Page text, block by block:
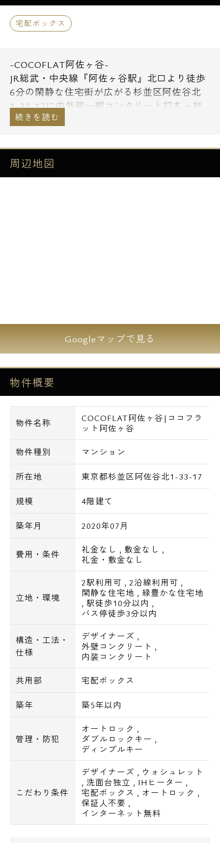
宅配ボックス
-COCOFLAT阿佐ヶ谷-
JR総武・中央線『阿佐ヶ谷駅』北口より徒歩
6分の閑静な住宅街が広がる杉並区阿佐谷北
1-33-17に内外装一部コンクリート打ちっ放
しの地上4階建てデザイナーズマンション
1Rタイプが中心の総戸数24戸のこだわりのデ
ザイナーズレジデンスです。
駅前には商店街「阿佐谷パールセンター商店
街」やスーパー「イトーヨーカドー食品館」
なども有り生活環境の整ったエリアです。
是非この機会にご内覧下さい！
【設備詳細】
■内装一部コンクリート打ちっ放し
■外観一部コンクリート打ちっ放し
■オール電化物件
■オートロック
■TVモニター付きインターホン
■ディンプルキー
■ダブルロック
■宅配BOX
■敷地内にゴミ置き場
■シャワールーム
■独立洗面化粧台
■温水洗浄便座
■室内洗濯機置き場
■システムキッチン
■IHコンロ
■フローリング
■BS/CS
■インターネット対応：Wi-fi無料
【交通アクセス】
JR中央線『阿佐ヶ谷駅』より徒歩6分
東京メトロ丸ノ内線『南阿佐ヶ谷駅』より徒
スーパー
周辺地図
Googleマップで見る
物件概要
物件名称
COCOFLAT阿佐ヶ谷|ココフラ
ット阿佐ヶ谷
物件種別 マンション
所在地 東京都杉並区阿佐谷北1-33-17
規模 4階建て
築年月 2020年07月
費用・条件 礼金なし , 敷金なし ,
礼金・敷金なし
立地・環境
2駅利用可 ,2沿線利用可 ,
閑静な住宅地 , 緑豊かな住宅地
, 駅徒歩10分以内 ,
バス停徒歩3分以内
構造・工法・
仕様
デザイナーズ ,
外壁コンクリート ,
内装コンクリート
共用部 宅配ボックス
築年 築5年以内
管理・防犯
オートロック ,
ダブルロックキー ,
ディンプルキー
こだわり条件
デザイナーズ , ウォシュレット
,洗面台独立 , IHヒーター ,
宅配ボックス , オートロック ,
保証人不要 ,
インターネット無料